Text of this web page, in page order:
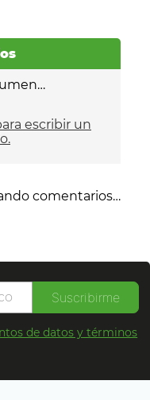
escribir un
comentarios…
Suscribirme
de datos y términos